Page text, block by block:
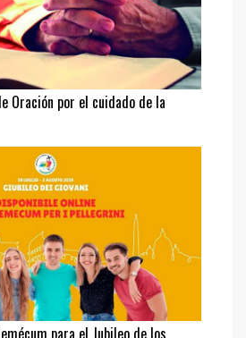
Oración por el cuidado de la